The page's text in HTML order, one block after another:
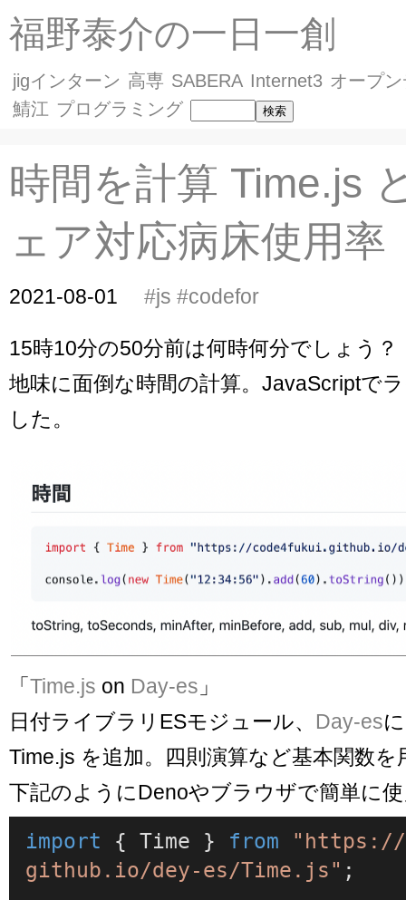
福野泰介の一日一創
jigインターン 高専 SABERA Internet3 オープ
鯖江 プログラミング
時間を計算 Time.js
ェア対応病床使用率
2021-08-01 #js #codefor
15時10分の50分前は何時何分でしょう？
地味に面倒な時間の計算。JavaScriptで
した。
「Time.js on Day-es 」
日付ライブラリESモジュール、 Day-es
Time.js を追加。四則演算など基本関数
下記のようにDenoやブラウザで簡単に
import { Time } from
"https://
github.io/dey-es/Time.js" ;